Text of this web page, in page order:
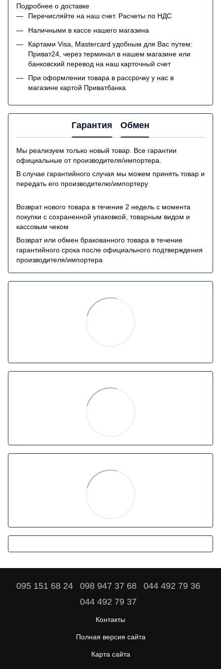
Подробнее о доставке
Перечисляйте на наш счет. Расчеты по НДС
Наличными в кассе нашего магазина
Картами Visa, Mastercard удобным для Вас путем:
Приват24, через терминал в нашем магазине или
банковский перевод на наш карточный счет
При оформлении товара в рассрочку у нас в
магазине картой Приватбанка
Гарантия Обмен
Мы реализуем только новый товар. Все гарантии
официальные от производителя/импортера.
В случае гарантийного случая мы можем принять товар и
передать его производителю/импортеру
Возврат нового товара в течение 2 недель с момента
покупки с сохраненной упаковкой, товарным видом и
кассовым чеком
Возврат или обмен бракованного товара в течение
гарантийного срока после официального подтверждения
производителя/импортера
095 151 68 24 098 947 37 68
044 492 79 36
044 492 79 37
Контакты
Полная версия сайта
Карта сайта